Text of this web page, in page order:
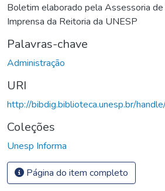
Boletim elaborado pela Assessoria de
Imprensa da Reitoria da UNESP
Palavras-chave
Administração
URI
http://bibdig.biblioteca.unesp.br/
Coleções
Unesp Informa
Página do item completo